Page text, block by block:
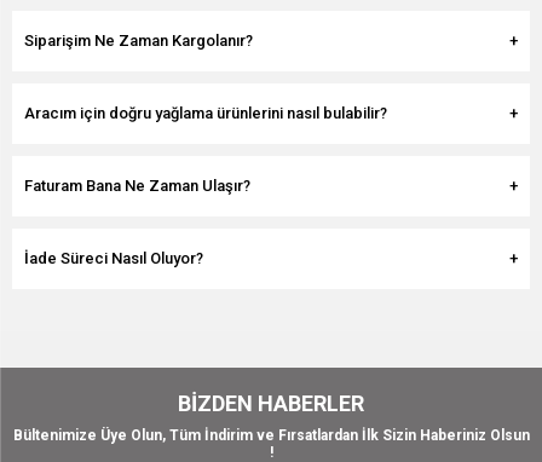
Siparişim Ne Zaman Kargolanır?
Aracım için doğru yağlama ürünlerini nasıl bulabilir?
Faturam Bana Ne Zaman Ulaşır?
İade Süreci Nasıl Oluyor?
BIZDEN HABERLER
Bültenimize Üye Olun, Tüm İndirim ve Fırsatlardan İlk Sizin Haberiniz Olsun
!